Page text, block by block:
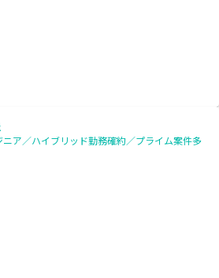
ニア／ハイブリッド勤務確約／プライム案件多